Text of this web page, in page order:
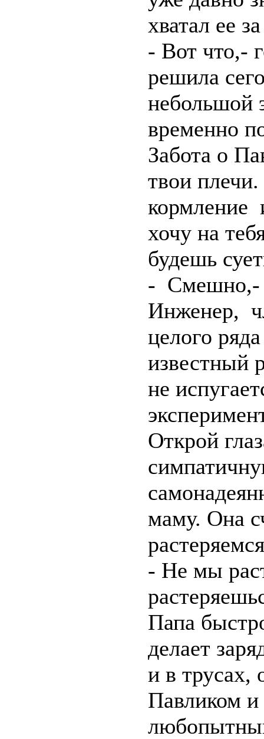
хватал ее
- Вот что,-
решила
небольшой
временно
Забота о
твои
кормление
хочу на
будешь
- Смешно,-
Инженер,
целого
известный
не
Открой
маму. Она
- Не мы
Папа
делает
и в трусах,
Павликом и